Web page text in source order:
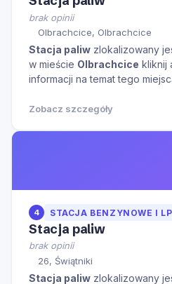
brak opinii
Olbrachcice, Olbrachcice
Stacja paliw zlokalizowany
w mieście Olbrachcice kliknij
informacji na temat tego
Zobacz szczegóły
4 STACJA BENZYNOWE I
Stacja paliw
brak opinii
26, Świątniki
Stacja paliw zlokalizowany